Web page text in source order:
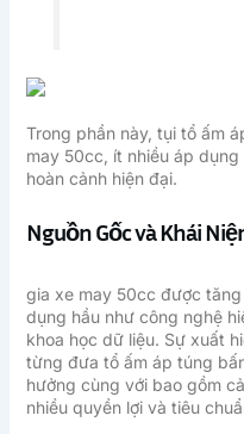
Trong phần này, tụi tổ ấm
may 50cc, ít nhiều áp
hoàn cảnh hiện đại.
Nguồn Gốc và Khái
gia xe may 50cc được
dụng hầu như công nghệ
khoa học dữ liệu. Sự xuất
từng đưa tổ ấm áp túng
hưởng cùng với bao gồm
nhiều quyền lợi và tiêu